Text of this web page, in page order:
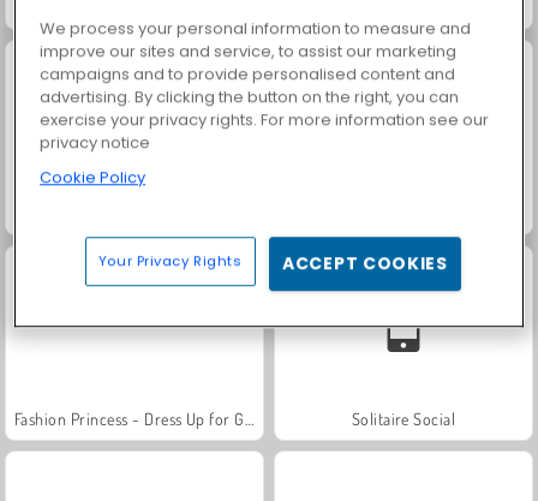
Solitaire Social
We process your personal information to measure and
improve our sites and service, to assist our marketing
campaigns and to provide personalised content and
advertising. By clicking the button on the right, you can
exercise your privacy rights. For more information see our
privacy notice
Cookie Policy
Your Privacy Rights ACCEPT COOKIES